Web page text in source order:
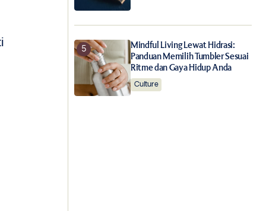
Mindful Living Lewat Hidrasi:
Panduan Memilih Tumbler Sesuai
Ritme dan Gaya Hidup Anda
Culture